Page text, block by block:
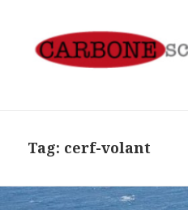
Tag: cerf-volant